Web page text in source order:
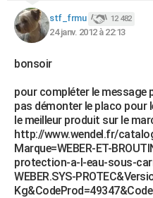
stf_frmu 12 482
24 janv. 2012 à 22:13
bonsoir
pour compléter le message
pas démonter le placo pour
le meilleur produit sur le
http://www.wendel.fr/
Marque=WEBER-ET-
protection-a-l-eau-sous-
WEBER.SYS-